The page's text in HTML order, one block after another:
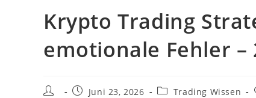
Krypto Trading
emotionale Fehler –
Beitrags-BeitragJuni 23, 2026
Beitrags-
Trading Wissen